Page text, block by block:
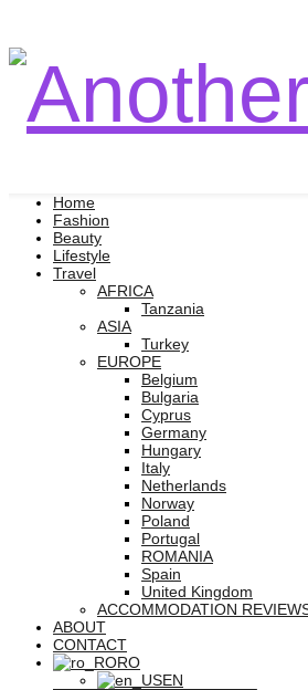
Home
Fashion
Beauty
Lifestyle
Travel
AFRICA
Tanzania
ASIA
Turkey
EUROPE
Belgium
Bulgaria
Cyprus
Germany
Hungary
Italy
Netherlands
Norway
Poland
Portugal
ROMANIA
Spain
United Kingdom
ACCOMMODATION
ABOUT
CONTACT
RO
EN